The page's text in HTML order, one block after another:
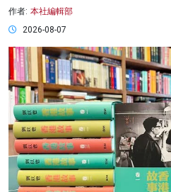
作者: 本社編輯部
2026-08-07